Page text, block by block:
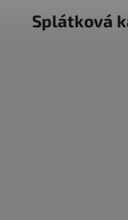
Splátková